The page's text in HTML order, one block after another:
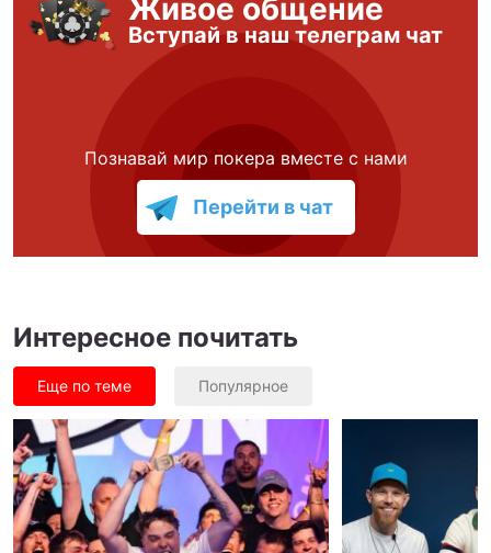
Живое общение
Вступай в наш телеграм чат
Познавай мир покера вместе с нами
Перейти в чат
Интересное почитать
Еще по теме Популярное